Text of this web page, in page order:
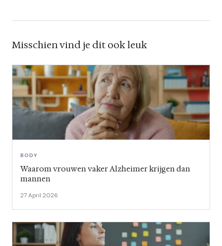
Misschien vind je dit ook leuk
BODY
Waarom vrouwen vaker Alzheimer krijgen dan
mannen
27 April 2026